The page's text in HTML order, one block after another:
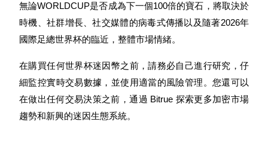
無論WORLDCUP是否成為下一個100倍的寶石，將取決於
時機、社群增長、社交媒體的病毒式傳播以及隨著2026年
國際足總世界杯的臨近，整體市場情緒。
在購買任何世界杯迷因幣之前，請務必自己進行研究，仔
細監控實時交易數據，並使用適當的風險管理。您還可以
在做出任何交易決策之前，通過 Bitrue 探索更多加密市場
趨勢和新興的迷因生態系統。